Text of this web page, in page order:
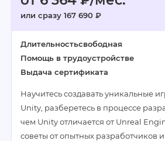
или сразу 167 690 ₽
Длительностьсвободная
Помощь в трудоустройстве
Выдача сертификата
Научитесь создавать уникальные
Unity, разберетесь в процессе
чем Unity отличается от Unreal
советы от опытных разработчиков